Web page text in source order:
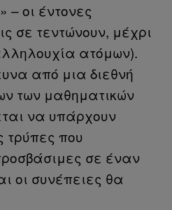
» – οι έντονες
σε τεντώνουν, μέχρι
ατόμων).
από μια διεθνή
των μαθηματικών
να υπάρχουν
τρύπες που
σε έναν
οι συνέπειες θα